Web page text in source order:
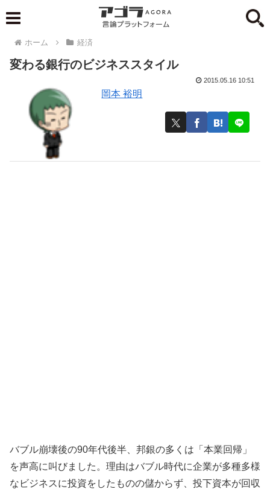
ホーム 経済
変わる銀行のビジネススタイル
岡本 裕明
2015.05.16 10:51
バブル崩壊後の90年代後半、邦銀の多くは「本業回帰」
を声高に叫びました。理由はバブル時代に企業が多種多様
なビジネスに投資をしたものの儲からず、投下資本が回収